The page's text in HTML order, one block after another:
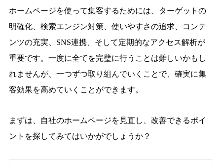
ホームページを使って集客するためには、ターゲットの
明確化、検索エンジン対策、使いやすさの追求、コンテ
ンツの充実、SNS連携、そして定期的なアクセス解析が
重要です。一度に全てを完璧に行うことは難しいかもし
れませんが、一つずつ取り組んでいくことで、確実に集
客効果を高めていくことができます。
まずは、自社のホームページを見直し、改善できるポイ
ントを探してみてはいかがでしょうか？